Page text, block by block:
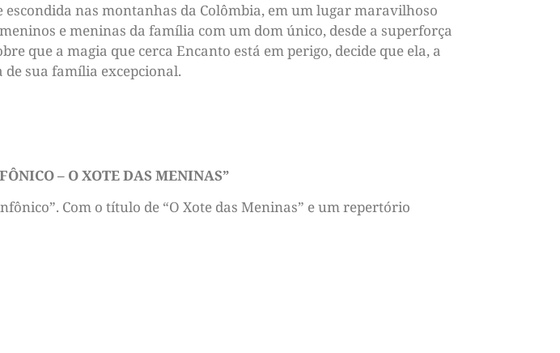
nas montanhas da Colômbia, em um lugar maravilhoso
e meninas da família com um dom único, desde a superforça
que a magia que cerca Encanto está em perigo, decide que ela, a
sua família excepcional.
– O XOTE DAS MENINAS”
Com o título de “O Xote das Meninas” e um repertório